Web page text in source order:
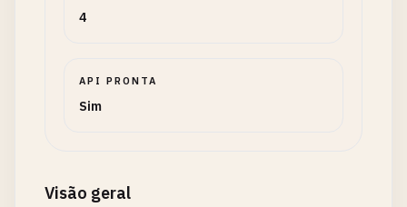
4
API PRONTA
Sim
Visão geral